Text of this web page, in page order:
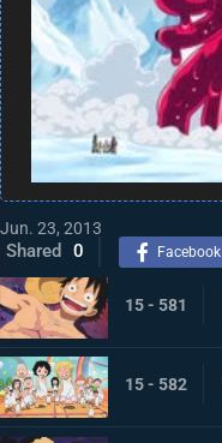
Jun. 23, 2013
Shared 0 Facebook
15 - 581
15 - 582